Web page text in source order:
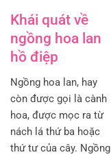
Khái quát về
ngồng hoa lan
hồ điệp
Ngồng hoa lan, hay
còn được gọi là cành
hoa, được mọc ra từ
nách lá thứ ba hoặc
thứ tư của cây. Ngồng